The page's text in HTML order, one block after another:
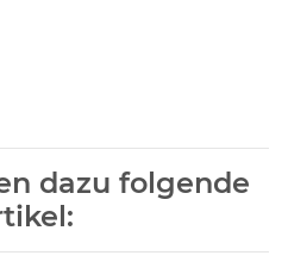
dazu folgende